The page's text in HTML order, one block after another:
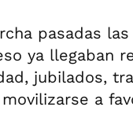
pasadas las
ya llegaban
jubilados,
a